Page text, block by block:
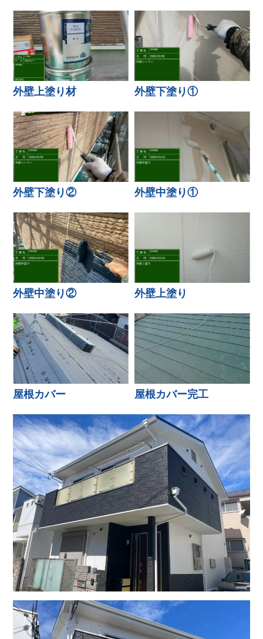
外壁上塗り材 外壁下塗り①
外壁下塗り② 外壁中塗り①
外壁中塗り② 外壁上塗り
屋根カバー 屋根カバー完工